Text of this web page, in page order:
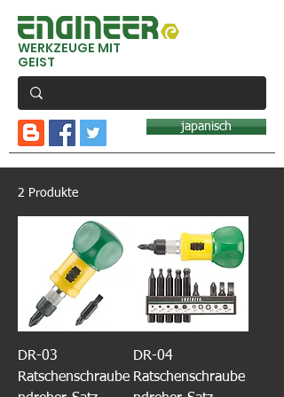
WERKZEUGE MIT
GEIST
japanisch
2 Produkte
DR-03
Ratschenschraube
DR-04
Ratschenschraube